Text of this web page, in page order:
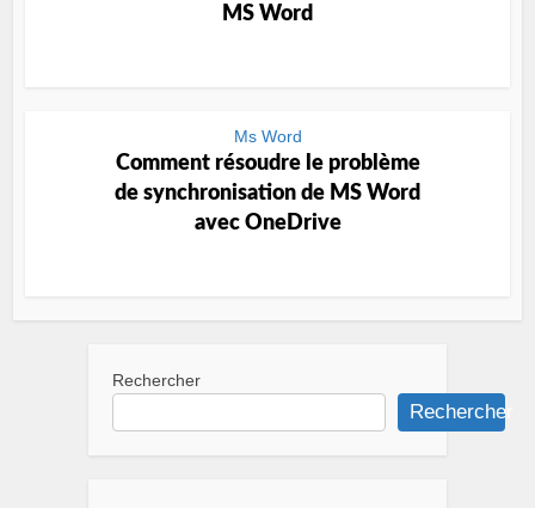
MS Word
Ms Word
Comment résoudre le problème
de synchronisation de MS Word
avec OneDrive
Rechercher
Rechercher